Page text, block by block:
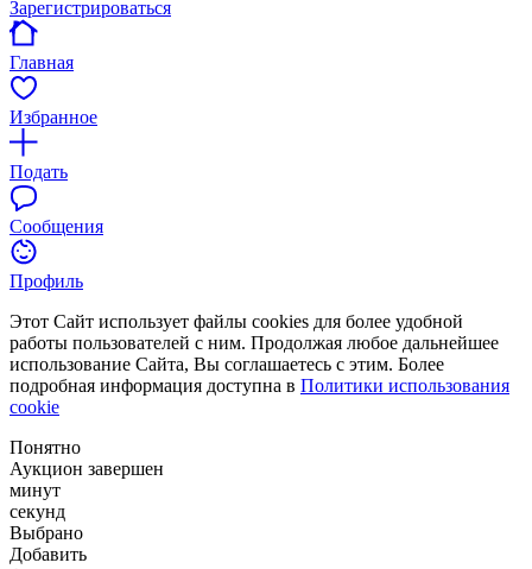
Зарегистрироваться
Главная
Избранное
Подать
Сообщения
Профиль
Этот Сайт использует файлы cookies для более удобной
работы пользователей с ним. Продолжая любое дальнейшее
использование Сайта, Вы соглашаетесь с этим. Более
подробная информация доступна в Политики использования
cookie
Понятно
Аукцион завершен
минут
секунд
Выбрано
Добавить